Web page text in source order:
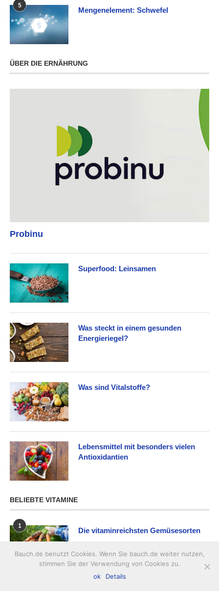
5
Mengenelement: Schwefel
ÜBER DIE ERNÄHRUNG
Probinu
Superfood: Leinsamen
Was steckt in einem gesunden
Energieriegel?
Was sind Vitalstoffe?
Lebensmittel mit besonders vielen
Antioxidantien
BELIEBTE VITAMINE
1
Die vitaminreichsten Gemüsesorten
Bauch.de benutzt Cookies. Wenn Sie bauch.de weiter nutzen,
stimmen Sie der Verwendung von Cookies zu.
ok
Details